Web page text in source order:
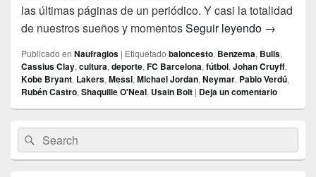
las últimas páginas de un periódico. Y casi la totalidad
de nuestros sueños y momentosSeguir leyendo El
→
Publicado en Naufragios | Etiquetado baloncesto, Benzema, Bulls,
Cassius Clay, cultura, deporte, FC Barcelona, fútbol, Johan Cruyff,
Kobe Bryant, Lakers, Messi, Michael Jordan, Neymar, Pablo Verdú,
Rubén Castro, Shaquille O'Neal, Usain Bolt | Deja un comentario
área
de
widget
Buscar
por:
Buscar